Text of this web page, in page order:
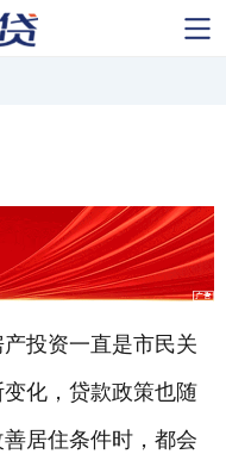
投资一直是市民关
化，贷款政策也随
居住条件时，都会